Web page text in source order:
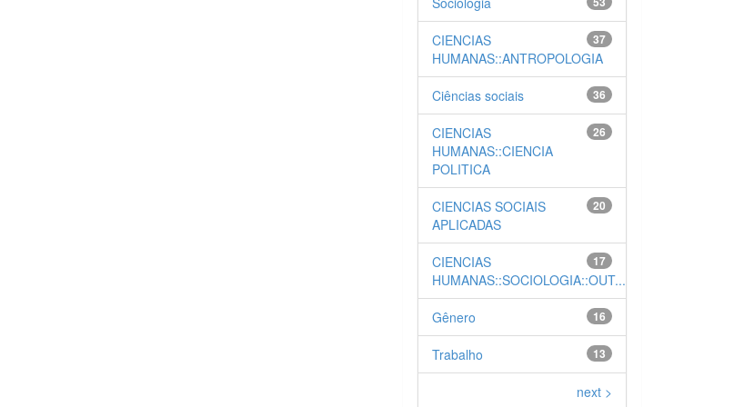
37
CIENCIAS
HUMANAS::ANTROPOLOGIA
36
Ciências sociais
26
CIENCIAS
HUMANAS::CIENCIA
POLITICA
20
CIENCIAS SOCIAIS
APLICADAS
17
CIENCIAS
HUMANAS::SOCIOLOGIA::OUT...
16
Gênero
13
Trabalho
next >